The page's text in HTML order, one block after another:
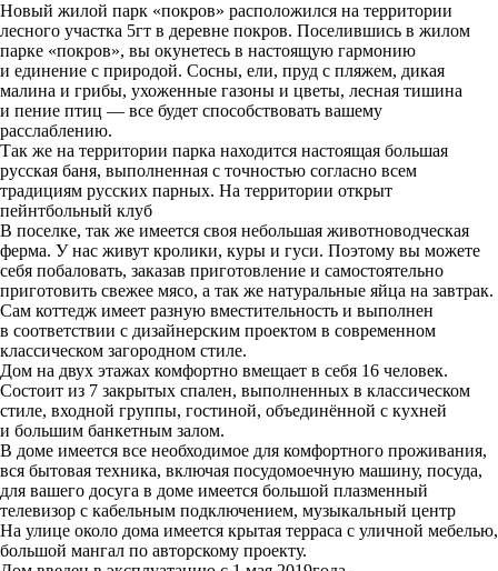
Новый жилой парк «покров» расположился на территории
лесного участка 5гт в деревне покров. Поселившись в жилом
парке «покров», вы окунетесь в настоящую гармонию
и единение с природой. Сосны, ели, пруд с пляжем, дикая
малина и грибы, ухоженные газоны и цветы, лесная тишина
и пение птиц — все будет способствовать вашему
расслаблению.
Так же на территории парка находится настоящая большая
русская баня, выполненная с точностью согласно всем
традициям русских парных. На территории открыт
пейнтбольный клуб
В поселке, так же имеется своя небольшая животноводческая
ферма. У нас живут кролики, куры и гуси. Поэтому вы можете
себя побаловать, заказав приготовление и самостоятельно
приготовить свежее мясо, а так же натуральные яйца на завтрак.
Сам коттедж имеет разную вместительность и выполнен
в соответствии с дизайнерским проектом в современном
классическом загородном стиле.
Дом на двух этажах комфортно вмещает в себя 16 человек.
Состоит из 7 закрытых спален, выполненных в классическом
стиле, входной группы, гостиной, объединённой с кухней
и большим банкетным залом.
В доме имеется все необходимое для комфортного проживания,
вся бытовая техника, включая посудомоечную машину, посуда,
для вашего досуга в доме имеется большой плазменный
телевизор с кабельным подключением, музыкальный центр
На улице около дома имеется крытая терраса с уличной мебелью,
большой мангал по авторскому проекту.